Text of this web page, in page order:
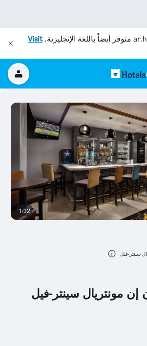
متوفر أيضاً باللغة الإنجليزية.Visit
إن مونتريال سينتر-فيل
1/32
سينتر-فيل